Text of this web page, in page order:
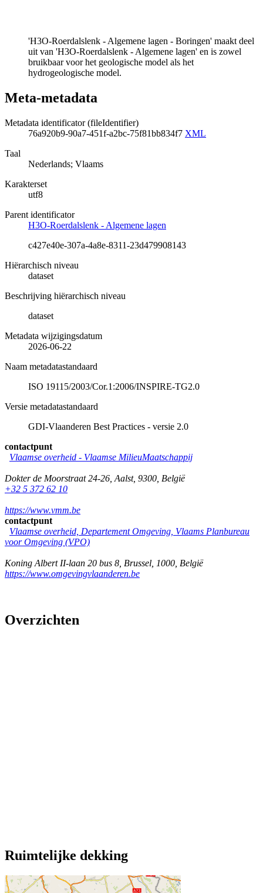
'H3O-Roerdalslenk - Algemene lagen - Boringen' maakt deel
uit van 'H3O-Roerdalslenk - Algemene lagen' en is zowel
bruikbaar voor het geologische model als het
hydrogeologische model.
Meta-metadata
Metadata identificator (fileIdentifier)
76a920b9-90a7-451f-a2bc-75f81bb834f7 XML
Taal
Nederlands; Vlaams
Karakterset
utf8
Parent identificator
H3O-Roerdalslenk - Algemene lagen
c427e40e-307a-4a8e-8311-23d479908143
Hiërarchisch niveau
dataset
Beschrijving hiërarchisch niveau
dataset
Metadata wijzigingsdatum
2026-06-22
Naam metadatastandaard
ISO 19115/2003/Cor.1:2006/INSPIRE-TG2.0
Versie metadatastandaard
GDI-Vlaanderen Best Practices - versie 2.0
contactpunt
Vlaamse overheid - Vlaamse MilieuMaatschappij
Dokter de Moorstraat 24-26 Aalst, 9300 België
+32 5 372 62 10
https://www.vmm.be
contactpunt
Vlaamse overheid, Departement Omgeving, Vlaams Planbureau
voor Omgeving (VPO)
Koning Albert II-laan 20 bus 8 Brussel 1000 België
https://www.omgevingvlaanderen.be
Overzichten
Ruimtelijke dekking